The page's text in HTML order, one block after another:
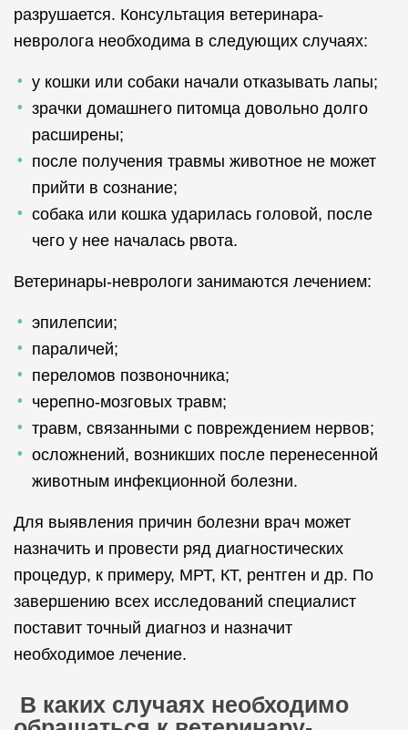
разрушается. Консультация ветеринара-
невролога необходима в следующих случаях:
у кошки или собаки начали отказывать лапы;
зрачки домашнего питомца довольно долго
расширены;
после получения травмы животное не может
прийти в сознание;
собака или кошка ударилась головой, после
чего у нее началась рвота.
Ветеринары-неврологи занимаются лечением:
эпилепсии;
параличей;
переломов позвоночника;
черепно-мозговых травм;
травм, связанными с повреждением нервов;
осложнений, возникших после перенесенной
животным инфекционной болезни.
Для выявления причин болезни врач может
назначить и провести ряд диагностических
процедур, к примеру, МРТ, КТ, рентген и др. По
завершению всех исследований специалист
поставит точный диагноз и назначит
необходимое лечение.
В каких случаях необходимо